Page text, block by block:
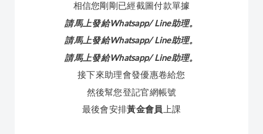
相信您剛剛已經截圖付款單據
請馬上發給Whatsapp/ Line助理。
請馬上發給Whatsapp/ Line助理。
請馬上發給Whatsapp/ Line助理。
接下來助理會發優惠卷給您
然後幫您登記官網帳號
最後會安排黃金會員 上課